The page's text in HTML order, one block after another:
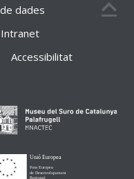
dades
Intranet
Accessibilitat